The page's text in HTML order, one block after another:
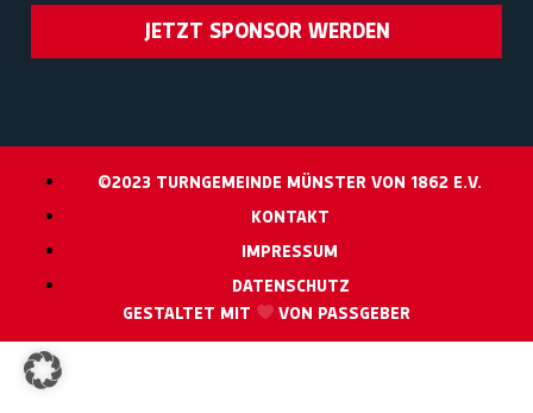
JETZT SPONSOR WERDEN
©2023 TURNGEMEINDE MÜNSTER VON 1862 E.V.
KONTAKT
IMPRESSUM
DATENSCHUTZ
GESTALTET MIT
VON PASSGEBER